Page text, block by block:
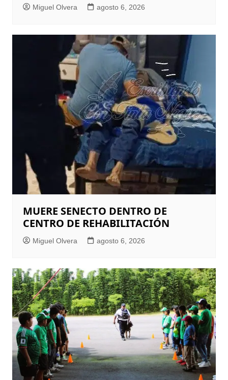
Miguel Olvera agosto 6, 2026
MUERE SENECTO DENTRO DE
CENTRO DE REHABILITACIÓN
Miguel Olvera agosto 6, 2026